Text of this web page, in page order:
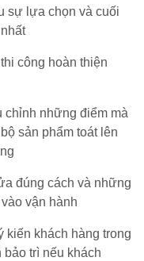
sự lựa chọn và cuối
công hoàn thiện
chỉnh những điểm mà
sản phẩm toát lên
đúng cách và những
vận hành
kiến khách hàng trong
trì nếu khách